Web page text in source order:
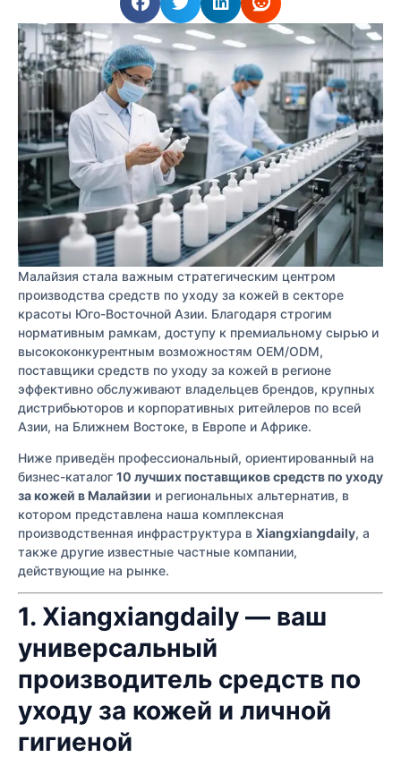
Малайзия стала важным стратегическим центром
производства средств по уходу за кожей в секторе
красоты Юго-Восточной Азии. Благодаря строгим
нормативным рамкам, доступу к премиальному сырью и
высококонкурентным возможностям OEM/ODM,
поставщики средств по уходу за кожей в регионе
эффективно обслуживают владельцев брендов, крупных
дистрибьюторов и корпоративных ритейлеров по всей
Азии, на Ближнем Востоке, в Европе и Африке.
Ниже приведён профессиональный, ориентированный на
бизнес-каталог 10 лучших поставщиков средств по уходу
за кожей в Малайзии и региональных альтернатив, в
котором представлена наша комплексная
производственная инфраструктура в Xiangxiangdaily, а
также другие известные частные компании,
действующие на рынке.
1. Xiangxiangdaily — ваш
универсальный
производитель средств по
уходу за кожей и личной
гигиеной